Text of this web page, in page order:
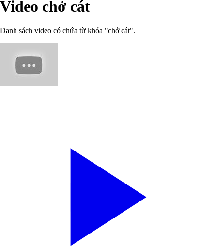
Video chở cát
Danh sách video có chứa từ khóa "chở cát".